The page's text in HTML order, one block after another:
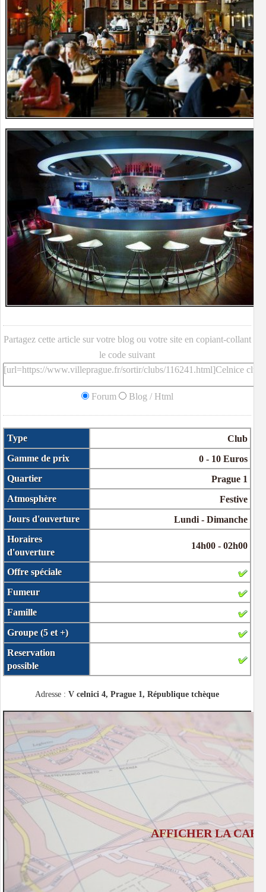
Partagez cette article sur votre blog ou votre site en copiant-collant
le code suivant
Forum Blog / Html
Type
Club
Gamme de prix
0 - 10 Euros
Quartier
Prague 1
Atmosphère
Festive
Jours d'ouverture
Lundi - Dimanche
Horaires
d'ouverture
14h00 - 02h00
Offre spéciale
Fumeur
Famille
Groupe (5 et +)
Reservation
possible
Adresse : V celnici 4, Prague 1, République tchèque
AFFICHER LA